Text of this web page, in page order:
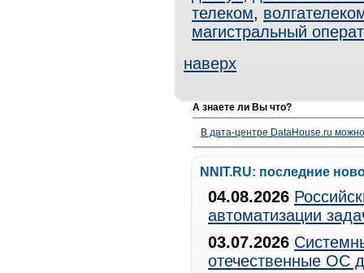
телеком,
магистральный
наверх
А знаете ли Вы что?
В дата-центре DataHouse.ru
NNIT.RU: последние
04.08.2026
автоматизации
03.07.2026
отечественные ОС